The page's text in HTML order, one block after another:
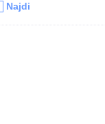
Najdi